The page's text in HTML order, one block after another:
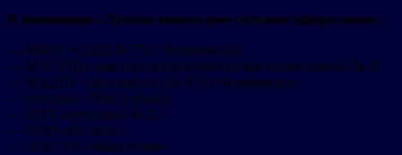
В номинации «Лучшее новогоднее световое оформление»:
— МБОУ «СОШ № 75 г. Челябинска»;
— МАУЗ Детская городская клиническая поликлиника № 8;
— МАДОУ «Детский сад № 476 г.Челябинска»;
— ресторан «Brut is good»;
— ИП Газизуллина Ф. Г.;
— ООО «Регинас»;
— ООО УК «Манхеттен».